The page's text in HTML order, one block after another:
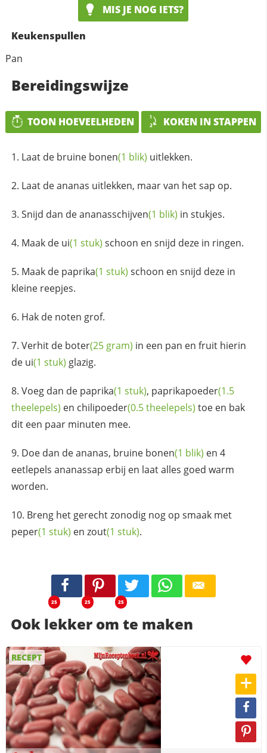
MIS JE NOG IETS?
Keukenspullen
Pan
Bereidingswijze
TOON HOEVEELHEDEN KOKEN IN STAPPEN
Laat de bruine bonen(1 blik) uitlekken.
Laat de ananas uitlekken, maar van het sap op.
Snijd dan deananasschijven(1 blik) in stukjes.
Maak de ui(1 stuk) schoon en snijd deze in ringen.
Maak de paprika(1 stuk) schoon en snijd deze in
kleine reepjes.
Hak de noten grof.
Verhit de boter(25 gram) in een pan en fruit hierin
de ui(1 stuk) glazig.
Voeg dan de paprika(1 stuk), paprikapoeder(1.5
theelepels) en chilipoeder(0.5 theelepels) toe en bak
dit een paar minuten mee.
Doe dan de ananas, bruine bonen(1 blik) en 4
eetlepels ananassap erbij en laat alles goed warm
worden.
Breng het gerecht zonodig nog op smaak met
peper(1 stuk) en zout(1 stuk).
25 25 25
Ook lekker om te maken
RECEPT